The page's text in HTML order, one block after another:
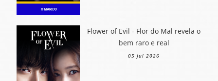
Flower of Evil - Flor do Mal revela o
bem raro e real
05 Jul 2026